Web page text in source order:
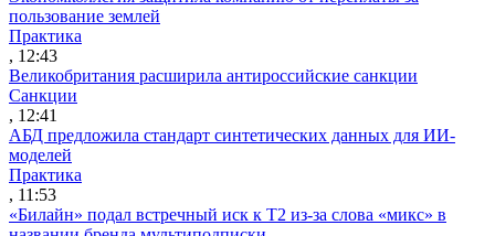
пользование землей
Практика
, 12:43
Великобритания расширила антироссийские санкции
Санкции
, 12:41
АБД предложила стандарт синтетических данных для ИИ-
моделей
Практика
, 11:53
«Билайн» подал встречный иск к Т2 из-за слова «микс» в